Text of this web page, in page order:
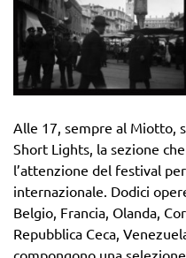
Alle 17, sempre al Miotto,
Short Lights, la sezione
l’attenzione del festival
internazionale. Dodici
Belgio, Francia, Olanda,
Repubblica Ceca,
compongono una